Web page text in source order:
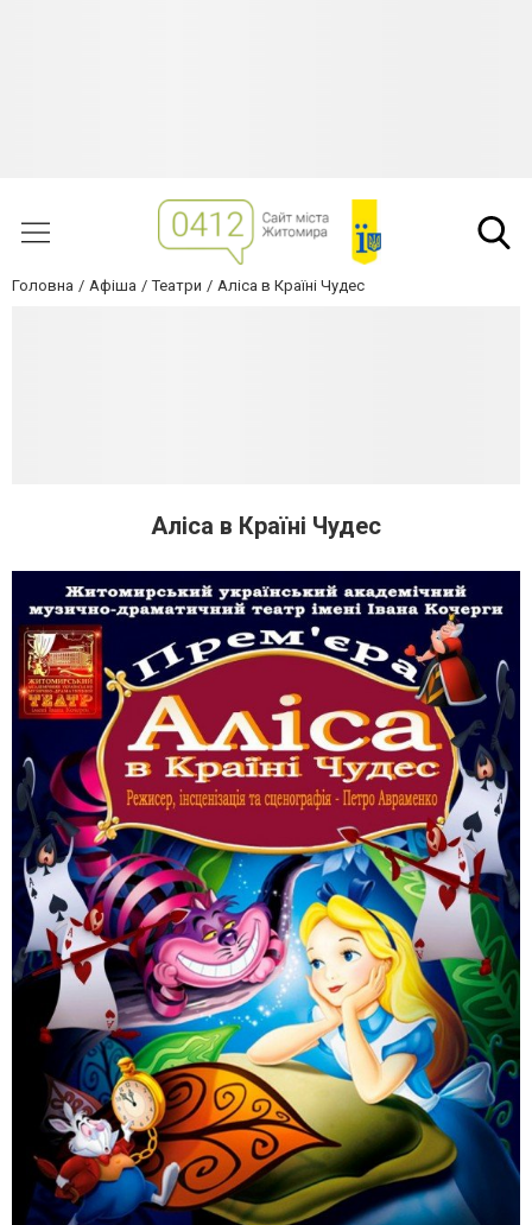
Головна Афіша Театри Аліса в Країні Чудес
Аліса в Країні Чудес